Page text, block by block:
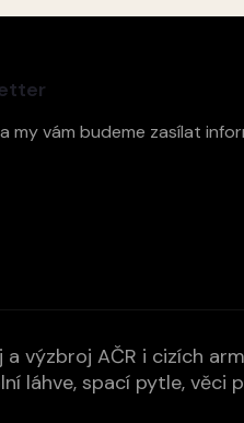
my vám budeme zasílat
výzbroj AČR i cizích
láhve, spací pytle,